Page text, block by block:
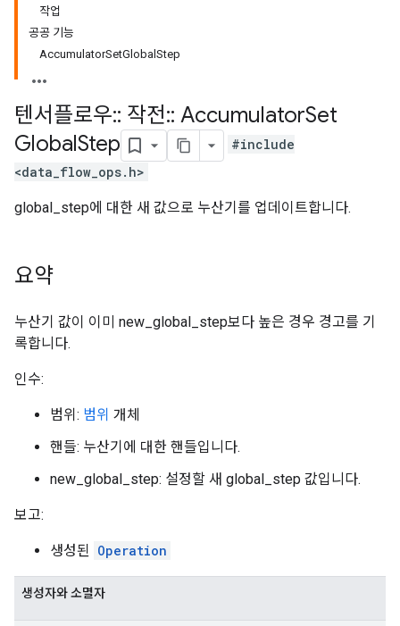
작업
공공 기능
AccumulatorSetGlobalStep
텐서플로우:: 작전:: AccumulatorSet
GlobalStep
#include
<data_flow_ops.h>
global_step에 대한 새 값으로 누산기를 업데이트합니다.
요약
누산기 값이 이미 new_global_step보다 높은 경우 경고를 기
록합니다.
인수:
범위: 범위 개체
핸들: 누산기에 대한 핸들입니다.
new_global_step: 설정할 새 global_step 값입니다.
보고:
생성된 Operation
생성자와 소멸자